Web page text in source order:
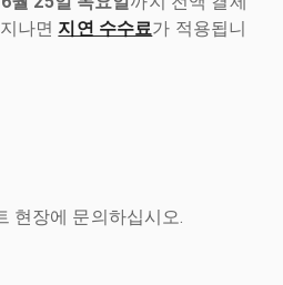
나면 지연 수수료가 적용됩니
현장에 문의하십시오.